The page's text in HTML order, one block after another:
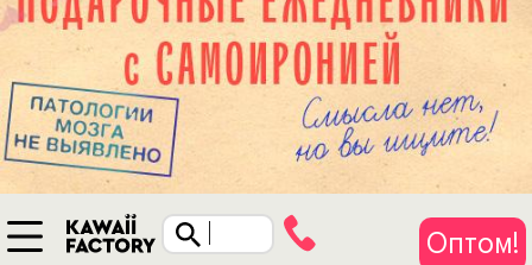
Оптом!